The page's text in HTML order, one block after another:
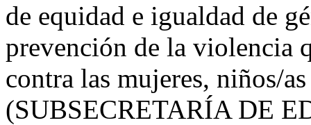
de equidad e igualdad de
prevención de la violencia
contra las mujeres, niños/
(SUBSECRETARÍA DE